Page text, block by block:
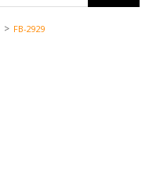
FB-2929